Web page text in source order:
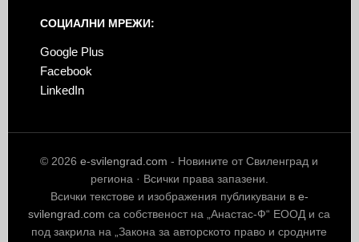
СОЦИАЛНИ МРЕЖИ:
Google Plus
Facebook
LinkedIn
© 2026e-svilengrad.com - Новините от Свиленград и
региона · Всички права запазени.
Всички текстове и изображения публикувани в e-
svilengrad.com са собственост на „Анастас-Ф“ ЕООД и са
под закрила на „Закона за авторското право и сродните